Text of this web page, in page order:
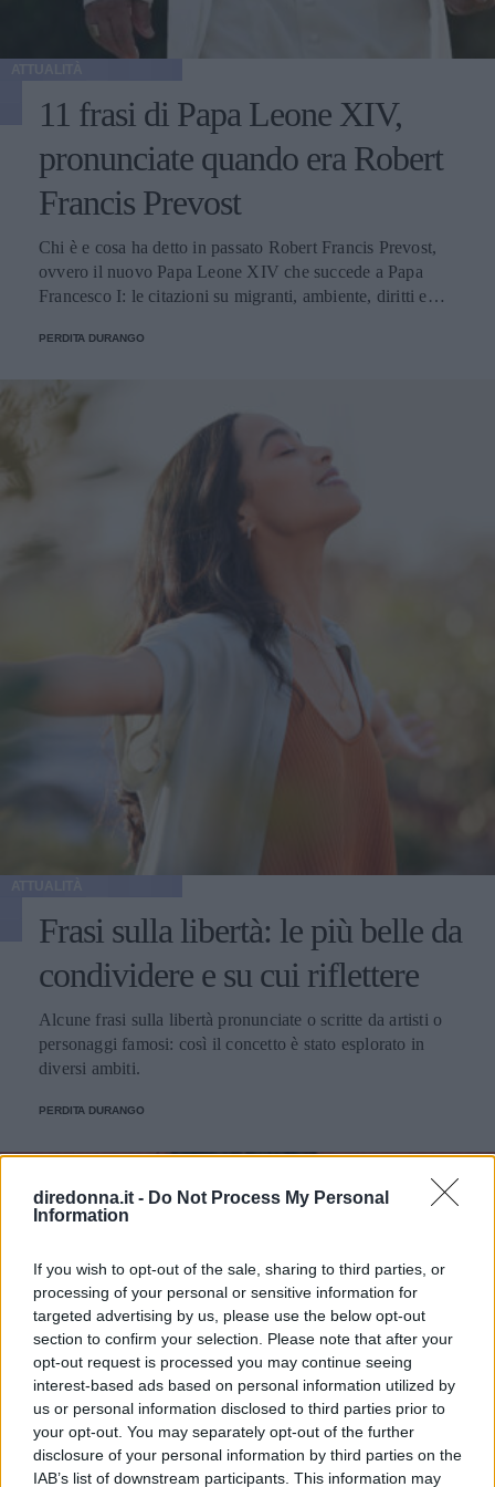
diredonna.it - Do Not Process My Personal
Information
If you wish to opt-out of the sale, sharing to third parties, or
processing of your personal or sensitive information for
targeted advertising by us, please use the below opt-out
section to confirm your selection. Please note that after your
opt-out request is processed you may continue seeing
interest-based ads based on personal information utilized by
us or personal information disclosed to third parties prior to
your opt-out. You may separately opt-out of the further
disclosure of your personal information by third parties on the
IAB’s list of downstream participants. This information may
11 frasi di Papa Leone XIV,
pronunciate quando era Robert
Francis Prevost
Chi è e cosa ha detto in passato Robert Francis Prevost,
ovvero il nuovo Papa Leone XIV che succede a Papa
Francesco I: le citazioni su migranti, ambiente, diritti e
PERDITA DURANGO
Frasi sulla libertà: le più belle da
condividere e su cui riflettere
Alcune frasi sulla libertà pronunciate o scritte da artisti o
personaggi famosi: così il concetto è stato esplorato in
diversi ambiti.
PERDITA DURANGO